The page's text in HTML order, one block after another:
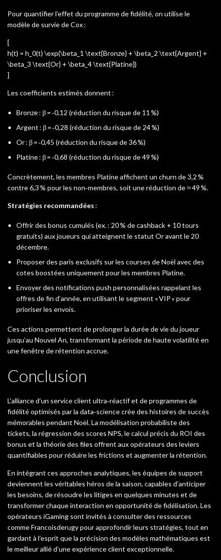
Pour quantifier l’effet du programme de fidélité, on utilise le
modèle de survie de Cox :
[
h(t) = h_0(t) \exp(\beta_1 \text{Bronze} + \beta_2 \text{Argent} +
\beta_3 \text{Or} + \beta_4 \text{Platine})
]
Les coefficients estimés donnent :
Bronze : β = ‑0,12 (réduction du risque de 11 %)
Argent : β = ‑0,28 (réduction du risque de 24 %)
Or : β = ‑0,45 (réduction du risque de 36 %)
Platine : β = ‑0,68 (réduction du risque de 49 %)
Concrètement, les membres Platine affichent un churn de 3,2 %
contre 6,3 % pour les non‑membres, soit une réduction de ≈ 49 %.
Stratégies recommandées :
Offrir des bonus cumulés (ex. : 20 % de cashback + 10 tours
gratuits) aux joueurs qui atteignent le statut Or avant le 20
décembre.
Proposer des paris exclusifs sur les courses de Noël avec des
cotes boostées uniquement pour les membres Platine.
Envoyer des notifications push personnalisées rappelant les
offres de fin d’année, en utilisant le segment « VIP » pour
prioriser les envois.
Ces actions permettent de prolonger la durée de vie du joueur
jusqu’au Nouvel An, transformant la période de haute volatilité en
une fenêtre de rétention accrue.
Conclusion
L’alliance d’un service client ultra‑réactif et de programmes de
fidélité optimisés par la data‑science crée des histoires de succès
mémorables pendant Noël. La modélisation probabiliste des
tickets, la régression des scores NPS, le calcul précis du ROI des
bonus et la théorie des files offrent aux opérateurs des leviers
quantifiables pour réduire les frictions et augmenter la rétention.
En intégrant ces approches analytiques, les équipes de support
deviennent les véritables héros de la saison, capables d’anticiper
les besoins, de résoudre les litiges en quelques minutes et de
transformer chaque interaction en opportunité de fidélisation. Les
opérateurs iGaming sont invités à consulter des ressources
comme Francoisderugy pour approfondir leurs stratégies, tout en
gardant à l’esprit que la précision des modèles mathématiques est
le meilleur allié d’une expérience client exceptionnelle.